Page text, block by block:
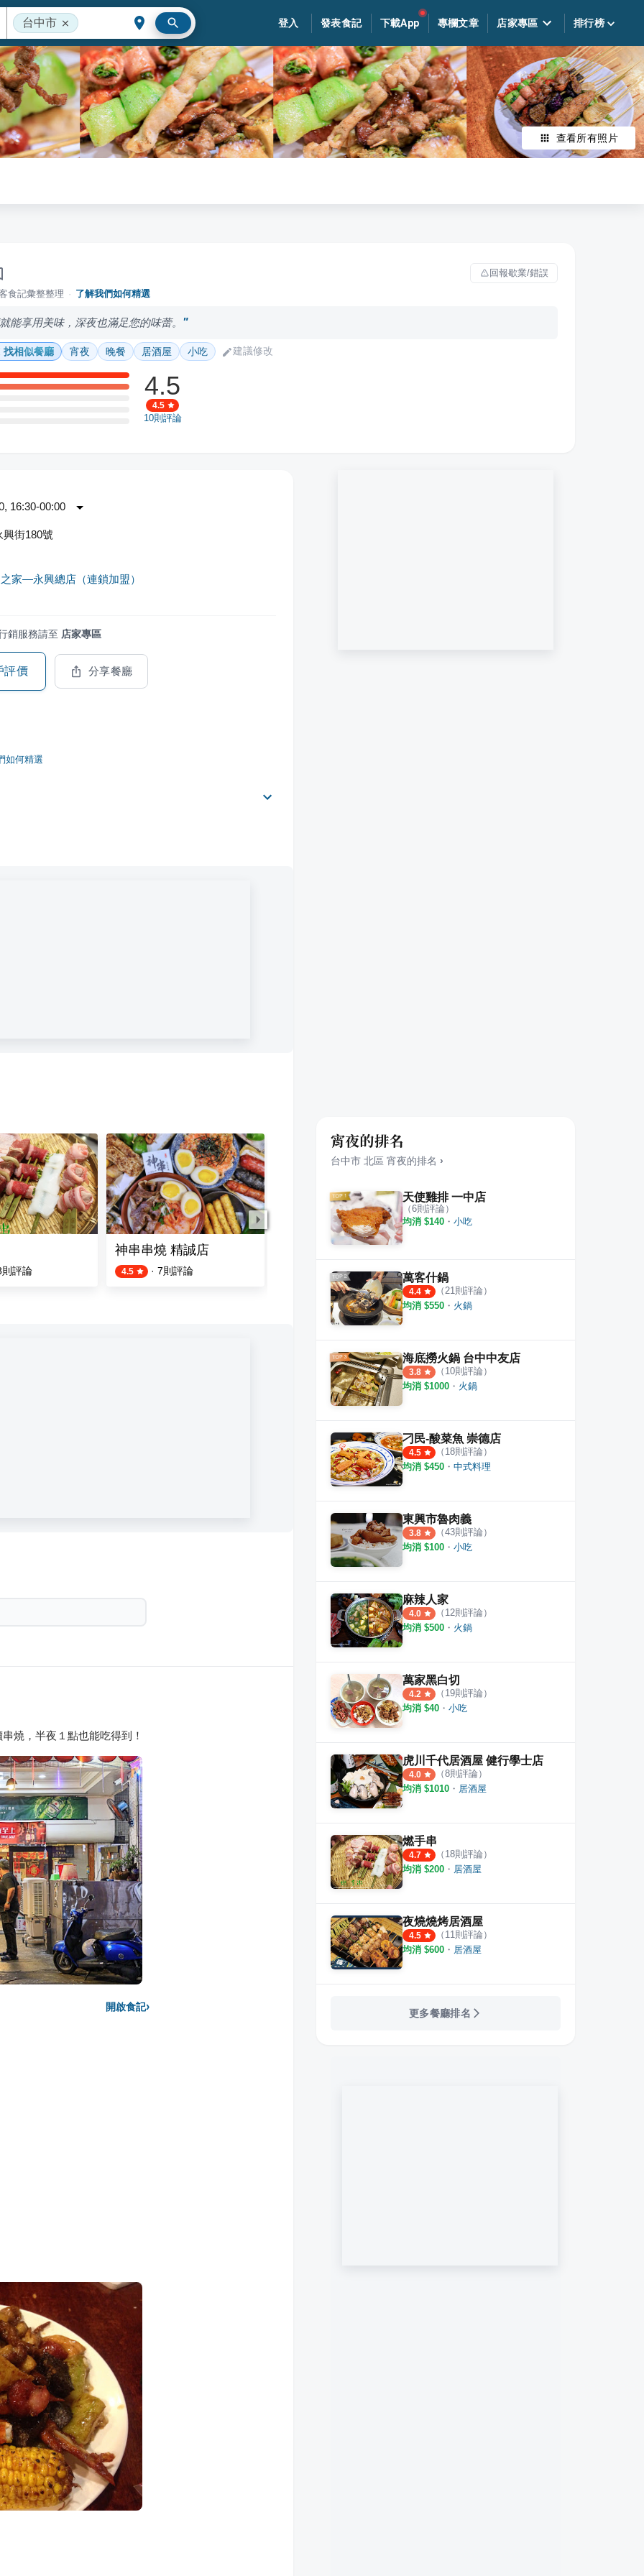
台中市 登入 發表食記 下載App 專欄文章 店家專區 排行榜
查看所有照片
回報歇業/錯誤
食記彙整整理 · 了解我們如何精選
能享用美味，深夜也滿足您的味蕾。
找相似餐廳 宵夜 晚餐 居酒屋 小吃 建議修改
4.5
4.5
10則評論
16:30-00:00
街180號
家—永興總店（連鎖加盟）
銷服務請至 店家專區
評價 分享餐廳
如何精選
則評論
神串串燒 精誠店
4.5 · 7則評論
串串炭烤 平價炭烤
則評論
燒，半夜１點也能吃得到！
開啟食記›
宵夜的排名
台中市 北區 宵夜的排名 ›
天使雞排 一中店
（6則評論）
均消 $140 ・ 小吃
萬客什鍋
4.4 （21則評論）
均消 $550 ・ 火鍋
海底撈火鍋 台中中友店
3.8 （ 10則評論）
均消 $1000 ・ 火鍋
刁民-酸菜魚 崇德店
4.5 （ 18則評論）
均消 $450 ・ 中式料理
東興市魯肉義
3.8 （43則評論）
均消 $100 ・ 小吃
麻辣人家
4.0 （ 12則評論）
均消 $500 ・ 火鍋
萬家黑白切
4.2 （ 19則評論）
均消 $40 ・ 小吃
虎川千代居酒屋 健行學士店
4.0 （8則評論）
均消 $1010 ・ 居酒屋
燃手串
4.7 （ 18則評論）
均消 $200 ・ 居酒屋
夜燒燒烤居酒屋
4.5 （ 11則評論）
均消 $600 ・ 居酒屋
更多餐廳排名